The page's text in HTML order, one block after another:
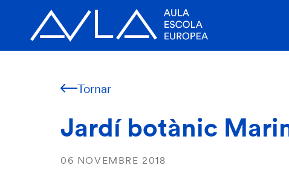
Tornar
Jardí botànic
06 NOVEMBRE 2018